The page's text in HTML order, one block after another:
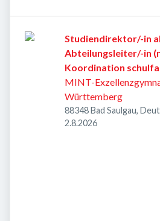
Studiendirektor/-in
Abteilungsleiter/-in
Koordination
Aufgaben
MINT-
Württemberg
88348 Bad Saulgau,
Veröffentlicht
2.8.2026